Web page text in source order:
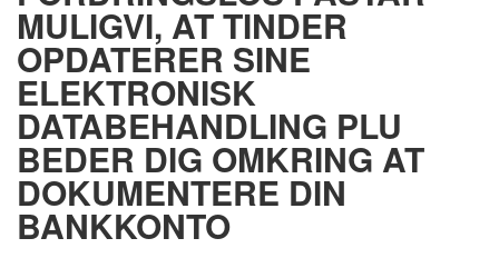
MULIGVI, AT TINDER
OPDATERER SINE
ELEKTRONISK
DATABEHANDLING PLU
BEDER DIG OMKRING AT
DOKUMENTERE DIN
BANKKONTO